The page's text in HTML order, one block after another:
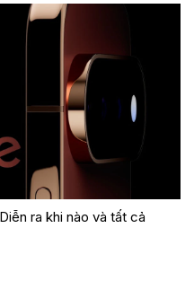
ra khi nào và tất cả